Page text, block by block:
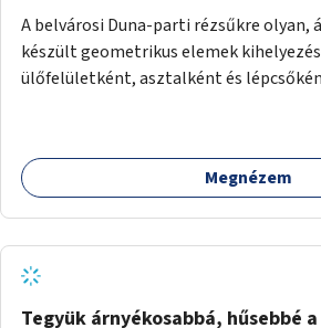
A belvárosi Duna-parti rézsűkre
készült geometrikus elemek
ülőfelületként, asztalként és
Megnézem
Tegyük árnyékosabbá, hűsebbé